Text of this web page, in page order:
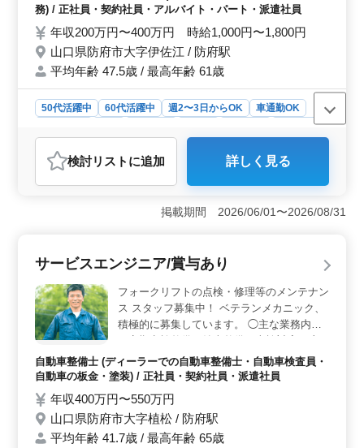
家族との相談、助言 【 備考 】 ・資格手当
さい！
務) / 正社員・契約社員・アルバイト・パート・派遣社員
年収200万円〜400万円 時給1,000円〜1,800円
山口県防府市大字伊佐江 / 防府駅
平均年齢 47.5歳 / 最高年齢 61歳
50代活躍中 60代活躍中 週2〜3日からOK
車通勤OK
派遣社員
介護福祉士・介護スタッフ
おすすめポイント
＜ベテラン歓迎＞ この特別養護老人ホームでは、介護
経験1年以上のベテラン介護士を求めています。豊富な経
験を活かし、利用者の方々に質の高いサービスを提供す
が整っています。また、社会保険完備、福利厚生が充実
しており、働きやすい環境で安心して長期勤務が可能で
す。 ＜柔軟な働き方＞ 週2〜3日からの勤務が可能
な完全週休2日制を採用しています。ライフステージやラ
イフスタイルに合わせた働き方が選べ、プライベートと
仕事のバランスを保ちながら働けます。
検討リスト に追加 詳しく見る
掲載期間 2026/06/01〜2026/08/31
サービスエンジニア/賞与あり
フォークリフトの点検・修理等のメンテナン
ス スタッフ募集中！ ベテランメカニック、
積極的に募集しています。 ◯主な業務内容
品の交換・取り付け・補修 ・トラブルシュ
ーティング時の整備業務全般 会社都合によ
手当の支給あり。 別途、役職手当、資格手
当あり。 シニア世代のベテランスタッフも
活躍中です。 アットホームで働きやすい企
自動車整備士 (ディーラーでの自動車整備士・自動車検査員・
自動車の板金・塗装) / 正社員・契約社員・派遣社員
年収400万円〜550万円
山口県防府市大字植松 / 防府駅
平均年齢 41.7歳 / 最高年齢 65歳